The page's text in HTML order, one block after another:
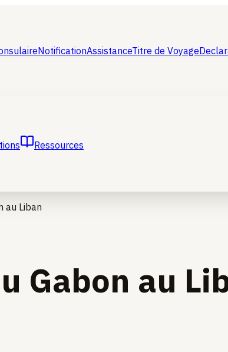
NotificationAssistanceTitre de Voyage
Ressources
au Liban
Gabon au